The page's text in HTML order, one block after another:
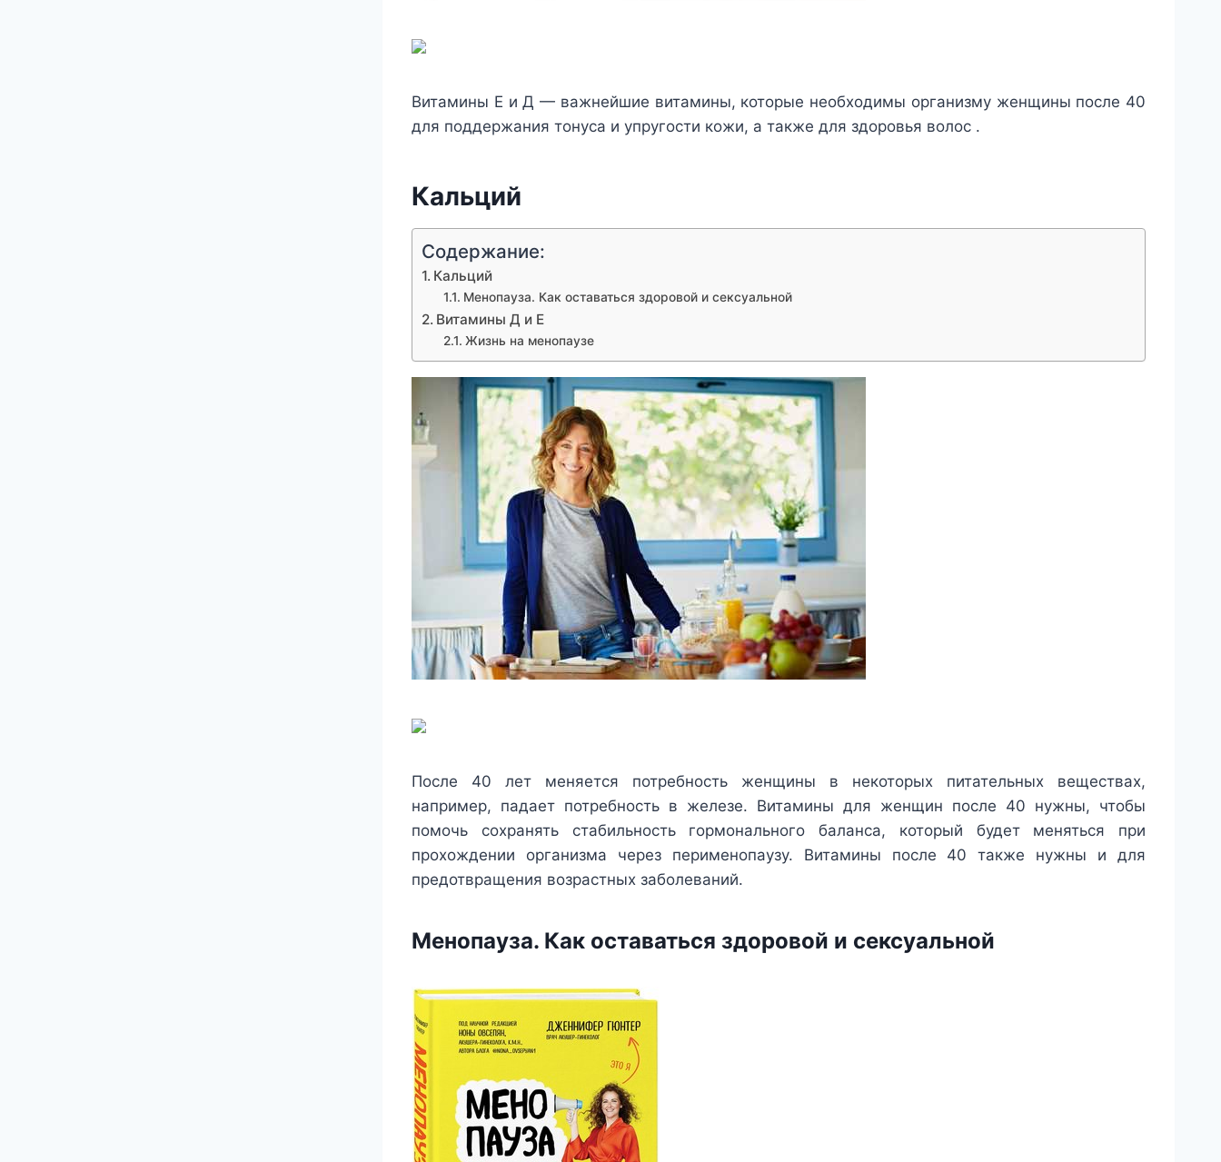
Витамины Е и Д — важнейшие витамины, которые необходимы организму женщины после 40
для поддержания тонуса и упругости кожи, а также для здоровья волос .
Кальций
Содержание:
Кальций
Менопауза. Как оставаться здоровой и сексуальной
Витамины Д и Е
Жизнь на менопаузе
После 40 лет меняется потребность женщины в некоторых питательных веществах,
например, падает потребность в железе. Витамины для женщин после 40 нужны, чтобы
помочь сохранять стабильность гормонального баланса, который будет меняться при
прохождении организма через перименопаузу. Витамины после 40 также нужны и для
предотвращения возрастных заболеваний.
Менопауза. Как оставаться здоровой и сексуальной